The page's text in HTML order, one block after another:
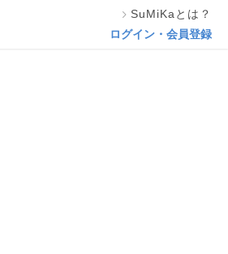
SuMiKaとは？
ログイン・会員登録